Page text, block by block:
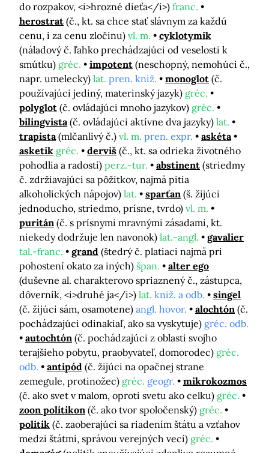
do rozpakov, <i>hrozné dieťa</i>) franc.
herostrat (č., kt. sa chce stať slávnym za každú
cenu, i za cenu zločinu) vl. m.
cyklotymik
(náladový č. ľahko prechádzajúci od veselosti k
smútku) gréc. impotent (neschopný, nemohúci č.,
napr. umelecky) lat. pren. kniž. monoglot (č.
používajúci jediný, materinský jazyk) gréc.
polyglot (č. ovládajúci mnoho jazykov) gréc.
bilingvista (č. ovládajúci aktívne dva jazyky) lat.
trapista (mlčanlivý č.) vl. m. pren. expr.
askéta
asketik gréc. derviš (č., kt. sa odrieka životného
pohodlia a radostí) perz.-tur. abstinent (striedmy
č. zdržiavajúci sa pôžitkov, najmä pitia
alkoholických nápojov) lat. sparťan (š. žijúci
jednoducho, striedmo, prísne, tvrdo) vl. m.
puritán (č. s prísnymi mravnými zásadami, kt.
niekedy dodržuje len navonok) lat.-angl.
gavalier
tal.-franc.
grand (štedrý č. platiaci najmä pri
pohostení okato za iných) špan.
alter ego
(duševne al. charakterovo spriaznený č., zástupca,
dôverník, <i>druhé ja</i>) lat. kniž. a odb.
singel
(č. žijúci sám, osamotene) angl. hovor. alochtón (č.
pochádzajúci odinakiaľ, ako sa vyskytuje) gréc. odb.
autochtón (č. pochádzajúci z oblasti svojho
terajšieho pobytu, praobyvateľ, domorodec) gréc.
odb.
antipód (č. žijúci na opačnej strane
zemegule, protinožec) gréc. geogr.
mikrokozmos
(č. ako svet v malom, oproti svetu ako celku) gréc.
zoon politikon (č. ako tvor spoločenský) gréc.
politik (č. zaoberajúci sa riadením štátu a vzťahov
medzi štátmi, správou verejných vecí) gréc.